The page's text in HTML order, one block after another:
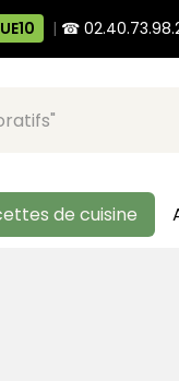
| ☎
de cuisine